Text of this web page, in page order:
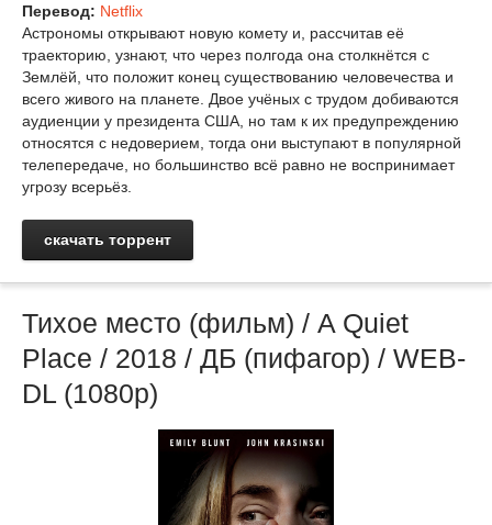
Перевод: Netflix
Астрономы открывают новую комету и, рассчитав её
траекторию, узнают, что через полгода она столкнётся с
Землёй, что положит конец существованию человечества и
всего живого на планете. Двое учёных с трудом добиваются
аудиенции у президента США, но там к их предупреждению
относятся с недоверием, тогда они выступают в популярной
телепередаче, но большинство всё равно не воспринимает
угрозу всерьёз.
скачать торрент
Тихое место (фильм) / A Quiet
Place / 2018 / ДБ (пифагор) / WEB-
DL (1080p)